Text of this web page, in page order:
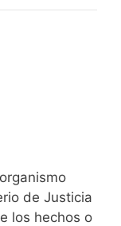
de Justicia
los hechos o